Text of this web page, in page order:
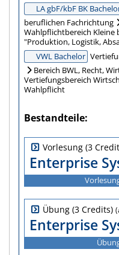
LA gbF/kbF BK
beruflichen Fachrichtung
Wahlpflichtbereich Kleine
"Produktion, Logistik,
VWL Bachelor
Bereich BWL, Recht,
Vertiefungsbereich
Wahlpflicht
Bestandteile
Vorlesung (3
Enterprise
Übung (3 Credits)
Enterprise